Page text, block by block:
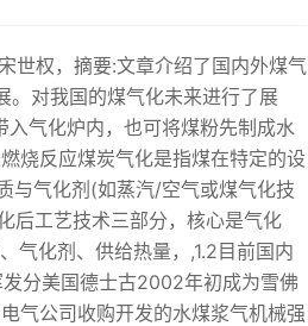
世权，摘要:文章介绍了国内外煤气
。对我国的煤气化未来进行了展
气化炉内，也可将煤粉先制成水
烧反应煤炭气化是指煤在特定的设
与气化剂(如蒸汽/空气或煤气化技
后工艺技术三部分，核心是气化
气化剂、供给热量，,1.2目前国内
分美国德士古2002年初成为雪佛
气公司收购开发的水煤浆气机械强